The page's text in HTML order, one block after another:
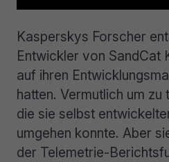
Kasperskys Forscher
Entwickler von SandCat
auf ihren
hatten. Vermutlich um
die sie selbst
umgehen konnte. Aber
der Telemetrie-